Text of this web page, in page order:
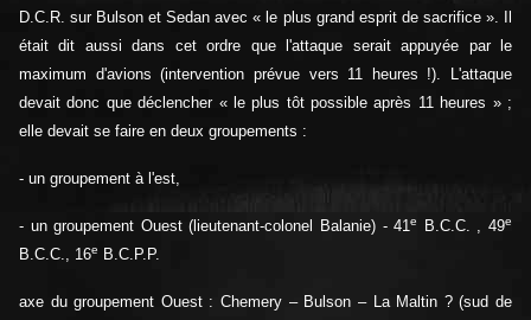
D.C.R. sur Bulson et Sedan avec « le plus grand esprit de sacrifice ». Il
était dit aussi dans cet ordre que l'attaque serait appuyée par le
maximum d'avions (intervention prévue vers 11 heures !). L'attaque
devait donc que déclencher « le plus tôt possible après 11 heures » ;
elle devait se faire en deux groupements :
- un groupement à l'est,
- un groupement Ouest (lieutenant-colonel Balanie) - 41e B.C.C. , 49e
B.C.C., 16e B.C.P.P.
axe du groupement Ouest : Chemery – Bulson – La Maltin ? (sud de